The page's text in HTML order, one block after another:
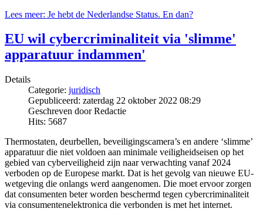
Lees meer: Je hebt de Nederlandse Status. En dan?
EU wil cybercriminaliteit via 'slimme'
apparatuur indammen'
Details
Categorie: juridisch
Gepubliceerd: zaterdag 22 oktober 2022 08:29
Geschreven door Redactie
Hits: 5687
Thermostaten, deurbellen, beveiligingscamera’s en andere ‘slimme’
apparatuur die niet voldoen aan minimale veiligheidseisen op het
gebied van cyberveiligheid zijn naar verwachting vanaf 2024
verboden op de Europese markt. Dat is het gevolg van nieuwe EU-
wetgeving die onlangs werd aangenomen. Die moet ervoor zorgen
dat consumenten beter worden beschermd tegen cybercriminaliteit
via consumentenelektronica die verbonden is met het internet.